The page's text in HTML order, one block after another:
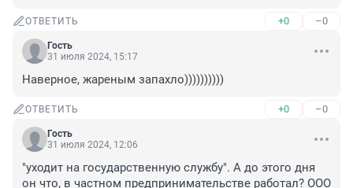
ОТВЕТИТЬ +0 –0
Гость
31 июля 2024, 15:17
Наверное, жареным запахло))))))))))
ОТВЕТИТЬ +0 –0
Гость
31 июля 2024, 12:06
"уходит на государственную службу". А до этого дня
он что, в частном предпринимательстве работал? ООО